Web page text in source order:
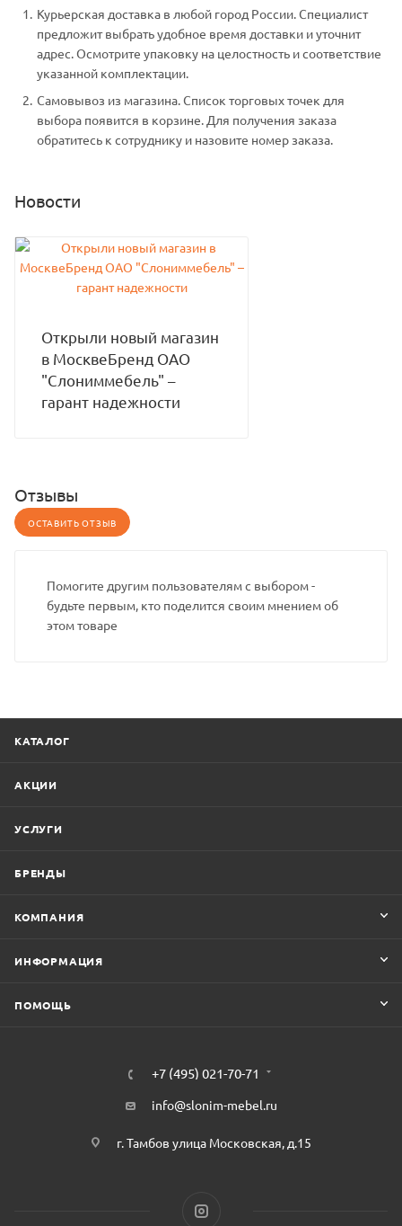
Курьерская доставка в любой город России. Специалист
предложит выбрать удобное время доставки и уточнит
адрес. Осмотрите упаковку на целостность и соответствие
указанной комплектации.
Самовывоз из магазина. Список торговых точек для
выбора появится в корзине. Для получения заказа
обратитесь к сотруднику и назовите номер заказа.
Новости
Открыли новый магазин
в МосквеБренд ОАО
"Слониммебель" –
гарант надежности
Отзывы
ОСТАВИТЬ ОТЗЫВ
Помогите другим пользователям с выбором -
будьте первым, кто поделится своим мнением об
этом товаре
КАТАЛОГ
АКЦИИ
УСЛУГИ
БРЕНДЫ
КОМПАНИЯ
ИНФОРМАЦИЯ
ПОМОЩЬ
+7 (495) 021-70-71
info@slonim-mebel.ru
г. Тамбов улица Московская, д.15